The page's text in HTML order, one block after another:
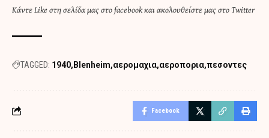
ΚάντεLike στη σελίδα μας στο facebookκαιακολουθείστε μας στο Twitter
TAGGED: 1940 Blenheim αερομαχια αεροπορια πεσοντες
Facebook